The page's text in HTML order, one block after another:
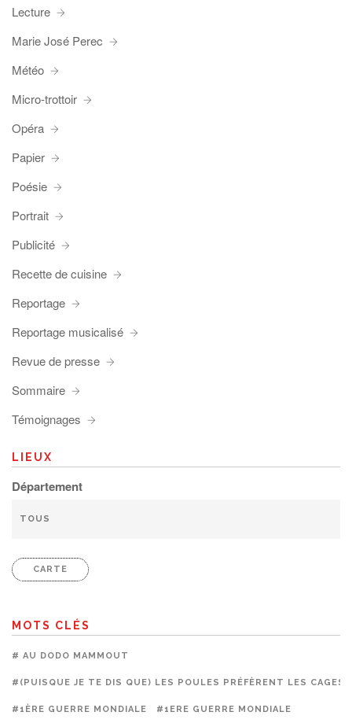
Lecture
Marie José Perec
Météo
Micro-trottoir
Opéra
Papier
Poésie
Portrait
Publicité
Recette de cuisine
Reportage
Reportage musicalisé
Revue de presse
Sommaire
Témoignages
LIEUX
Département
CARTE
MOTS CLÉS
# AU DODO MAMMOUT
#(PUISQUE JE TE DIS QUE) LES POULES PRÉFÈRENT LES CAGES
#1ÈRE GUERRE MONDIALE #1ERE GUERRE MONDIALE